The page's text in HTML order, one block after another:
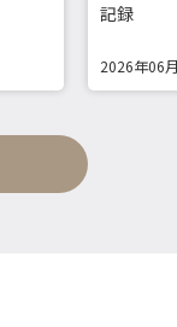
記録
2026年06